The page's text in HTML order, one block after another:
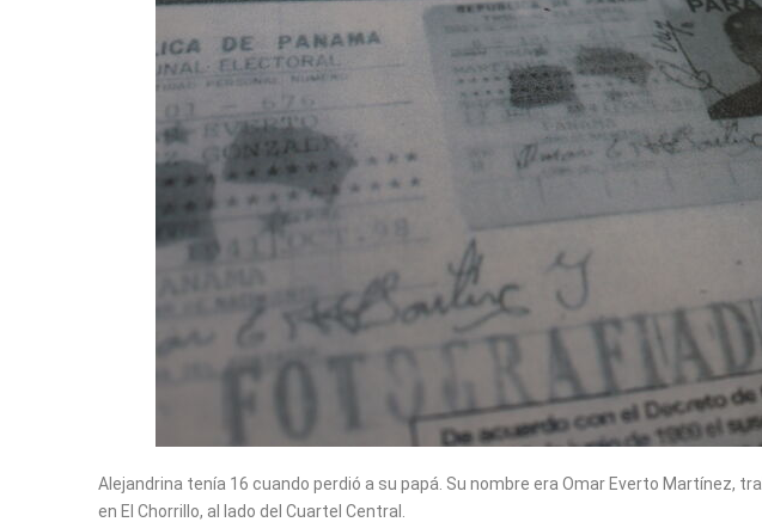
Alejandrina tenía 16 cuando perdió a su papá. Su nombre era Omar Everto Martínez,
en El Chorrillo, al lado del Cuartel Central.